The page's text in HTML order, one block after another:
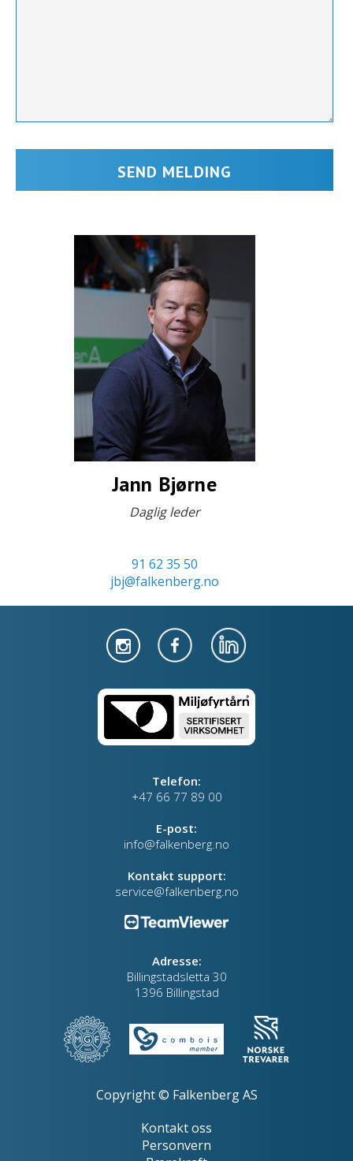
Jann Bjørne
Daglig leder
91 62 35 50
jbj@falkenberg.no
Telefon:
+47 66 77 89 00
E-post:
info@falkenberg.no
Kontakt support:
service@falkenberg.no
Adresse:
Billingstadsletta 30
1396 Billingstad
Copyright © Falkenberg AS
Kontakt oss
Personvern